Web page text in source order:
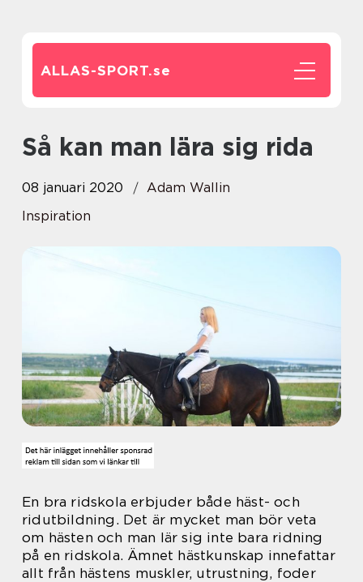
ALLAS-SPORT.se
Så kan man lära sig rida
08 januari 2020
Adam Wallin
Inspiration
En bra ridskola erbjuder både häst- och
ridutbildning. Det är mycket man bör veta
om hästen och man lär sig inte bara ridning
på en ridskola. Ämnet hästkunskap innefattar
allt från hästens muskler, utrustning, foder